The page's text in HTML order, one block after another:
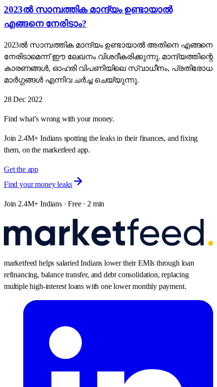
2023ൽ സാമ്പത്തിക മാന്ദ്യം ഉണ്ടായാൽ
എങ്ങനെ നേരിടാം?
2023ൽ സാമ്പത്തിക മാന്ദ്യം ഉണ്ടായാൽ അതിനെ എങ്ങനെ
നേരിടാമെന്ന് ഈ ലേഖനം വിശദീകരിക്കുന്നു. മാന്ദ്യത്തിന്റെ
കാരണങ്ങൾ, ഓഹരി വിപണിയിലെ സ്വാധീനം, പ്രതിരോധ
മാർഗ്ഗങ്ങൾ എന്നിവ ചർച്ച ചെയ്യുന്നു.
28 Dec 2022
Find what’s wrong with your money.
Join 2.4M+ Indians spotting the leaks in their finances, and fixing
them, on the marketfeed app.
Get the app
Find your money leaks
Join 2.4M+ Indians · Free · 2 min
marketfeed helps salaried Indians lower their EMIs through loan
refinancing, balance transfer, and debt consolidation, replacing
multiple high-interest loans with one lower monthly payment.